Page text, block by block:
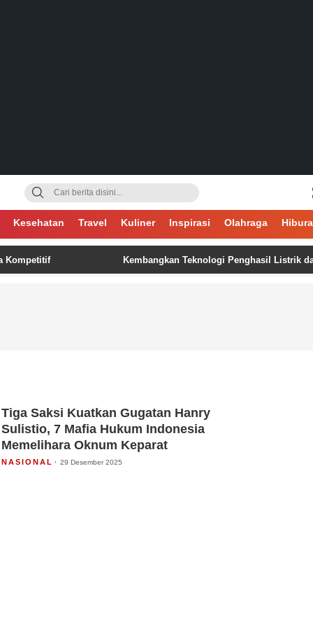
Kesehatan Travel Kuliner Inspirasi Olahraga
Kembangkan Teknologi Penghasil Listrik dari
Tiga Saksi Kuatkan Gugatan Hanry
Sulistio, 7 Mafia Hukum Indonesia
Memelihara Oknum Keparat
NASIONAL 29 Desember 2025